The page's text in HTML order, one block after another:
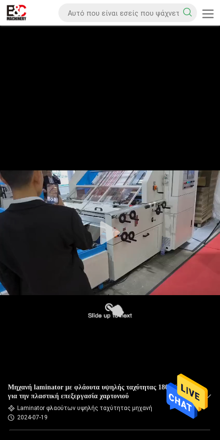
Μηχανή laminator με φλάουτα υψηλής ταχύτητας 180m/min
για την πλαστική επεξεργασία χαρτονιού
Laminator φλαούτων υψηλής ταχύτητας μηχανή
2024-07-19